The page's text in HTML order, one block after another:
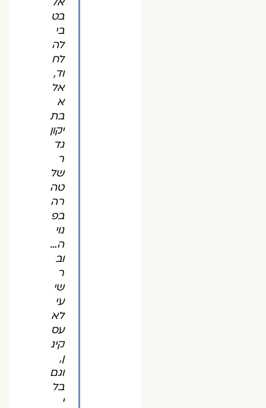
בט
בי
לה
לח
וד,
אל
א
בת
יקון
גד
ר
של
טה
רה
בפ
נוי
ה…
וב
ר
שי
עי
לא
עס
קינ
וגם
בל